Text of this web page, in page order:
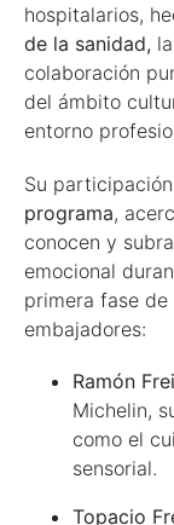
hospitalarios,
de la sanidad,
colaboración
del ámbito
entorno
Su
programa,
conocen y
emocional
primera fase
embajadores:
Ramón
Michelin,
como el
sensorial.
Topacio